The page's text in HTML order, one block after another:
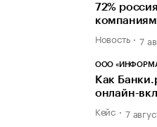
72%
компаниям
Новость 7
ООО
Как
онлайн-
Кейс 7